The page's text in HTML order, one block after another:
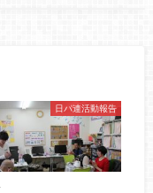
日パ連活動報告